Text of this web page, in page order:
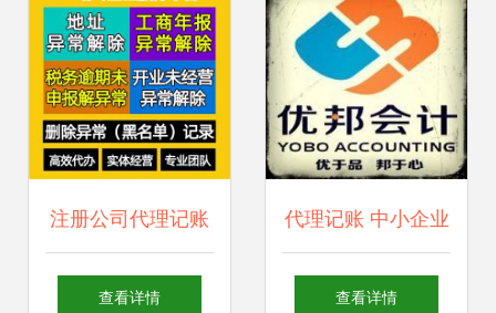
注册公司代理记账
服务 一站式解决方
查看详情
代理记账 中小企业
财务管理的智慧选
查看详情